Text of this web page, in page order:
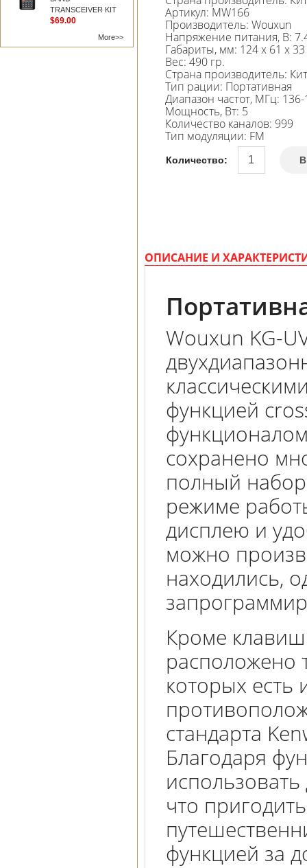
TRANSCEIVER KIT
$69.00
More>>
Артикул: MW166
Производитель: Wouxun
Напряжение питания, В:
Габариты, мм: 124 x 61 x 33
Вес: 490 гр.
Страна производитель:
Тип рации: Портативная
Диапазон частот, МГц:
Мощность, Вт: 5
Количество каналов: 999
Тип модуляции: FM
Количество:
ОПИСАНИЕ И
Wouxun KG-
функцией
сохранено
полный
режиме
дисплею и
можно
находились,
Кроме
расположено
которых есть
стандарта
Благодаря
что
функцией за